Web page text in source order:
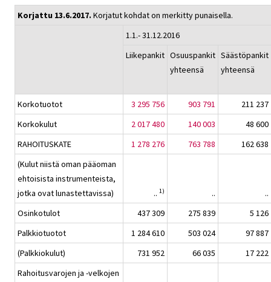
Korjattu 13.6.2017. Korjatut kohdat on merkitty punaisella.
1.1.- 31.12.2016
Liikepankit Osuuspankit
yhteensä
Säästöpankit
yhteensä
Korkotuotot 3 295 756 903 791
211 237
Korkokulut
2 017 480 140 003
48 600
RAHOITUSKATE
1 278 276 763 788
162 638
(Kulut niistä oman pääoman
ehtoisista instrumenteista,
jotka ovat lunastettavissa)
.. 1) ..
..
Osinkotulot
437 309 275 839
5 126
Palkkiotuotot
1 284 610 503 024
97 887
(Palkkiokulut)
731 952 66 035
17 222
Rahoitusvarojen ja -velkojen